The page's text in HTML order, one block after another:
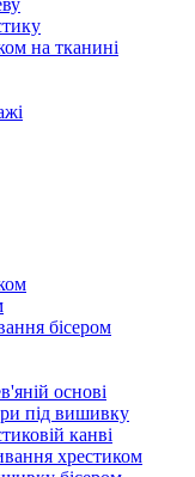
на тканині
бісером
основі
під вишивку
канві
хрестиком